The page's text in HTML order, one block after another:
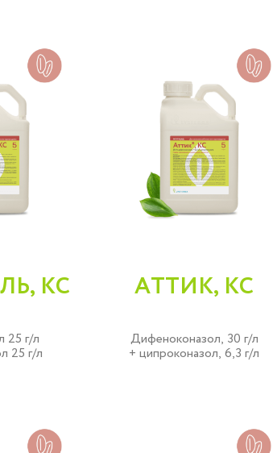
КС
25 г/л
25 г/л
АТТИК, КС
Дифеноконазол, 30 г/л
+ ципроконазол, 6,3 г/л